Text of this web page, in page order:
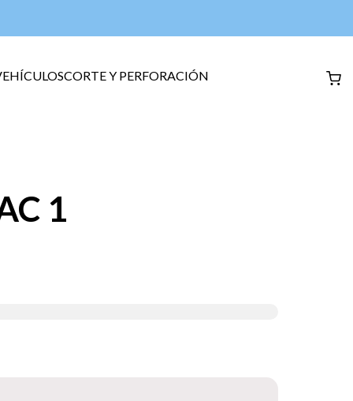
CORTE Y PERFORACIÓN
1